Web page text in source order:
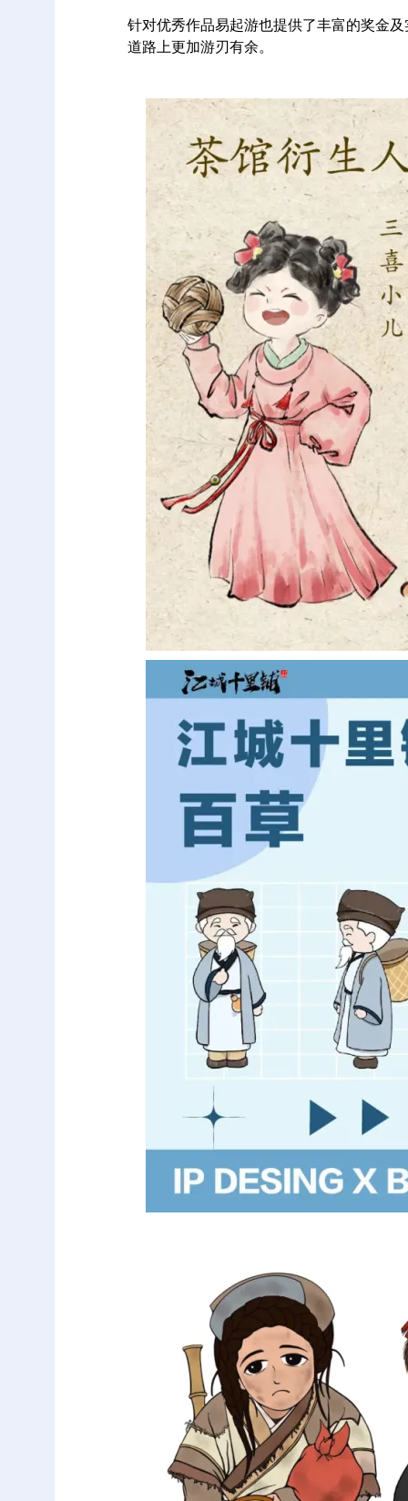
针对优秀作品易起游也提供了丰富的奖金
道路上更加游刃有余。